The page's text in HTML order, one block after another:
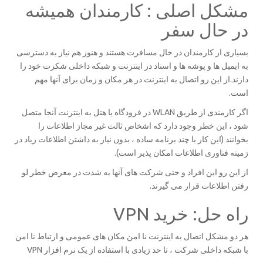
مشکل اصلی : کارمندان همیشه
در حال سفر
بسیاری از کارمندان در حال مسافرت هستند و هنوز هم نیاز به دسترسی
به ایمیل ها و پوشه ها و اسناد در اینترنت و شبکه داخلی شکرت خود را
دارند.از این رو اتصال به اینترنت در هر مکان و زمان برای آنها مهم
است.
اگر کارمندی از طریق WLAN در فرودگاه یا هتل به اینترنت آنجا متصل
شود ، این خطر وجود دارد که اشخاص ثالث غیر مجاز اطلاعات را
بخوانند (این کار با چند برنامه ساده ، بدون نیاز به داشتن اطلاعات زیاد در
زمینه فناوری اطلاعات امکان پذیر است).
از این رو این افراد و حتی شرکت های آنها به شدت در معرض خطر لو
رفتن اطلاعات قرار می گیرند.
راه حل: خرید VPN
هر دو مشکل اتصال به اینترنت نا امن مکان های عمومی و ارتباط نا امن
با شبکه داخلی شرکت ، تا حد زیادی با استفاده از یک نرم افزار VPN